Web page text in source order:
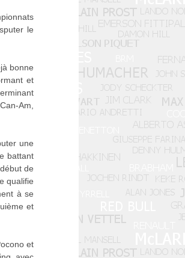
le
bonne
et
Am,
une
battant
de
qualifie
à se
et
et